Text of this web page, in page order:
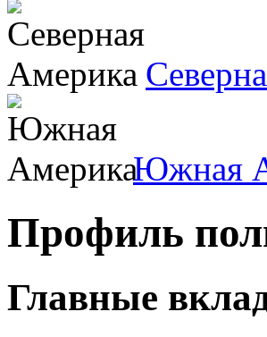
Южная
Профиль
Главные